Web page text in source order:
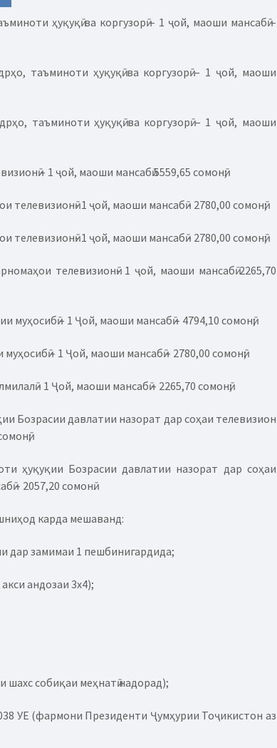
ҳуқуқӣ ва коргузорӣ – 1 ҷой, маоши мансабӣ –
таъминоти ҳуқуқӣ ва коргузорӣ – 1 ҷой, маоши
таъминоти ҳуқуқӣ ва коргузорӣ – 1 ҷой, маоши
– 1 ҷой, маоши мансабӣ 5559,65 сомонӣ;
1 ҷой, маоши мансабӣ - 2780,00 сомонӣ;
1 ҷой, маоши мансабӣ - 2780,00 сомонӣ;
телевизионӣ- 1 ҷой, маоши мансабӣ 2265,70
– 1 Ҷой, маоши мансабӣ – 4794,10 сомонӣ;
– 1 Ҷой, маоши мансабӣ – 2780,00 сомонӣ;
- 1 Ҷой, маоши мансабӣ – 2265,70 сомонӣ;
Бозрасии давлатии назорат дар соҳаи телевизион
ҳуқуқии Бозрасии давлатии назорат дар соҳаи
– 2057,20 сомонӣ.
карда мешаванд:
дар замимаи 1 пешбинигардида;
андозаи 3х4);
шахс собиқаи меҳнатӣ надорад);
УЕ (фармони Президенти Ҷумҳурии Тоҷикистон аз